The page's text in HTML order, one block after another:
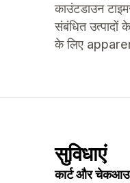
काउंटडाउन
संबंधित उत्पादों
के लिए
सुविधाएं
कार्ट और